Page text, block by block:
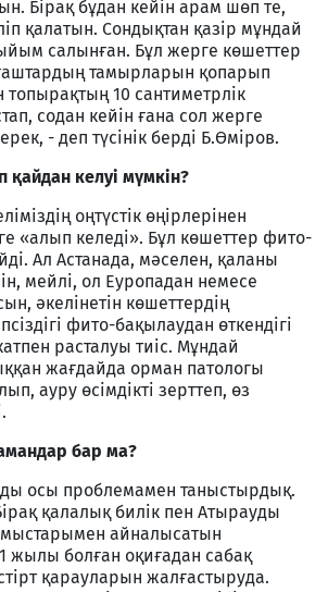
Бірақ бұдан кейін арам шөп те,
қалатын. Сондықтан қазір мұндай
салынған. Бұл жерге көшеттер
тамырларын қопарып
топырақтың 10 сантиметрлік
содан кейін ғана сол жерге
- деп түсінік берді Б.Өміров.
келуі мүмкін?
оңтүстік өңірлерінен
«алып келеді». Бұл көшеттер фито-
Ал Астанада, мәселен, қаланы
мейлі, ол Еуропадан немесе
әкелінетін көшеттердің
фито-бақылаудан өткендігі
расталуы тиіс. Мұндай
жағдайда орман патологы
ауру өсімдікті зерттеп, өз
бар ма?
осы проблемамен таныстырдық.
қалалық билік пен Атырауды
айналысатын
жылы болған оқиғадан сабақ
қарауларын жалғастыруда.